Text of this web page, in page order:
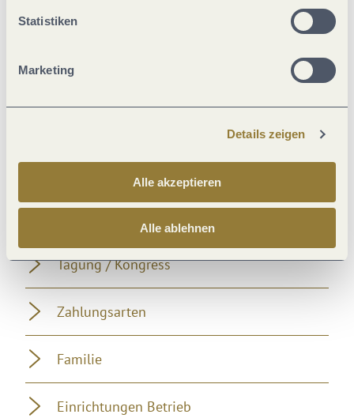
Statistiken
Marketing
Details zeigen
Alle akzeptieren
Alle ablehnen
Allgemeine Informationen
Klassifikationen
Tagung / Kongress
Zahlungsarten
Familie
Einrichtungen Betrieb